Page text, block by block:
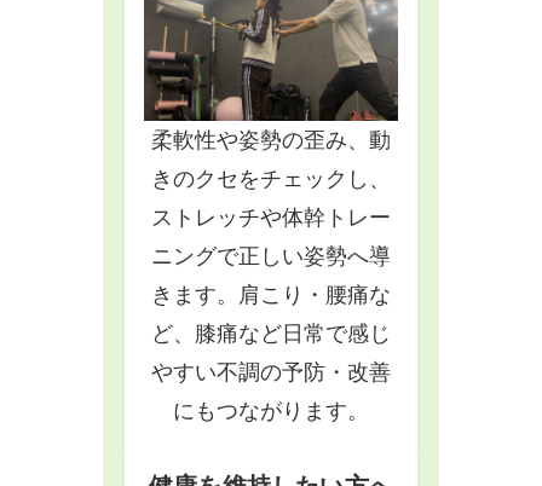
柔軟性や姿勢の歪み、動
きのクセをチェックし、
ストレッチや体幹トレー
ニングで正しい姿勢へ導
きます。肩こり・腰痛な
ど、膝痛など日常で感じ
やすい不調の予防・改善
にもつながります。